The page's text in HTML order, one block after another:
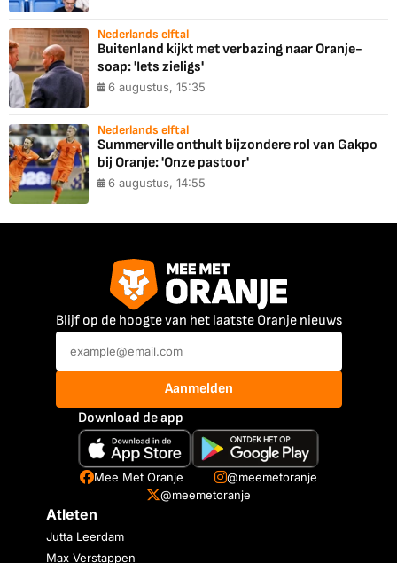
Nederlands elftal
Buitenland kijkt met verbazing naar Oranje-
soap: 'Iets zieligs'
6 augustus, 15:35
Nederlands elftal
Summerville onthult bijzondere rol van Gakpo
bij Oranje: 'Onze pastoor'
6 augustus, 14:55
Blijf op de hoogte van het laatste Oranje nieuws
Aanmelden
Download de app
Mee Met Oranje
@meemetoranje
@meemetoranje
Atleten
Jutta Leerdam
Max Verstappen